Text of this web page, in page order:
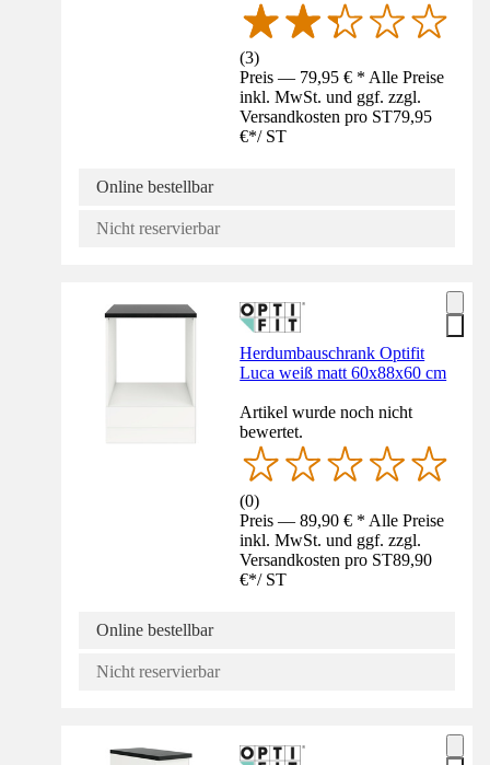
(3)
Preis — 79,95 € * Alle Preise
inkl. MwSt. und ggf. zzgl.
Versandkosten pro ST79,95
€*/ ST
Online bestellbar
Nicht reservierbar
Herdumbauschrank Optifit
Luca weiß matt 60x88x60 cm
Artikel wurde noch nicht
bewertet.
(0)
Preis — 89,90 € * Alle Preise
inkl. MwSt. und ggf. zzgl.
Versandkosten pro ST89,90
€*/ ST
Online bestellbar
Nicht reservierbar